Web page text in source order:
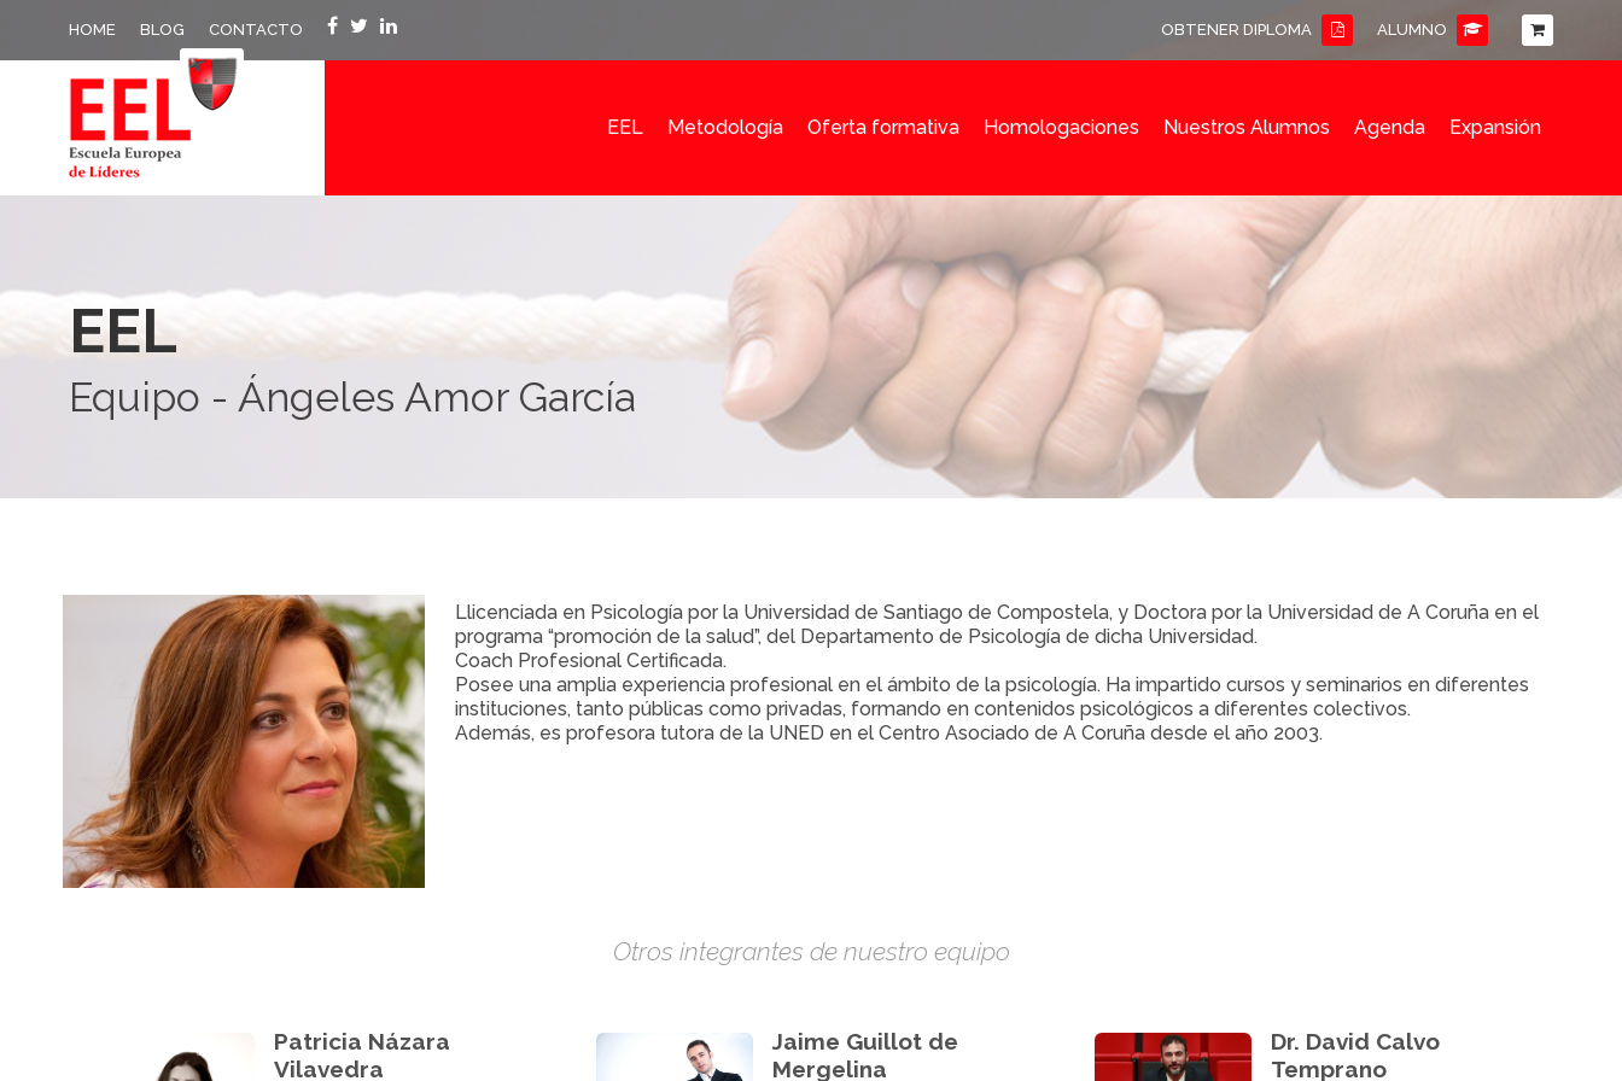
HOME BLOG CONTACTO OBTENER DIPLOMA ALUMNO
EEL Metodología Oferta formativa Homologaciones Nuestros Alumnos Agenda Expansión
EEL
Equipo - Ángeles Amor García
Llicenciada en Psicología por la Universidad de Santiago de Compostela, y Doctora por la Universidad de A Coruña en el
programa “promoción de la salud”, del Departamento de Psicología de dicha Universidad.
Coach Profesional Certificada.
Posee una amplia experiencia profesional en el ámbito de la psicología. Ha impartido cursos y seminarios en diferentes
instituciones, tanto públicas como privadas, formando en contenidos psicológicos a diferentes colectivos.
Además, es profesora tutora de la UNED en el Centro Asociado de A Coruña desde el año 2003.
Otros integrantes de nuestro equipo
Patricia Názara
Vilavedra
Jaime Guillot de
Mergelina
Dr. David Calvo
Temprano